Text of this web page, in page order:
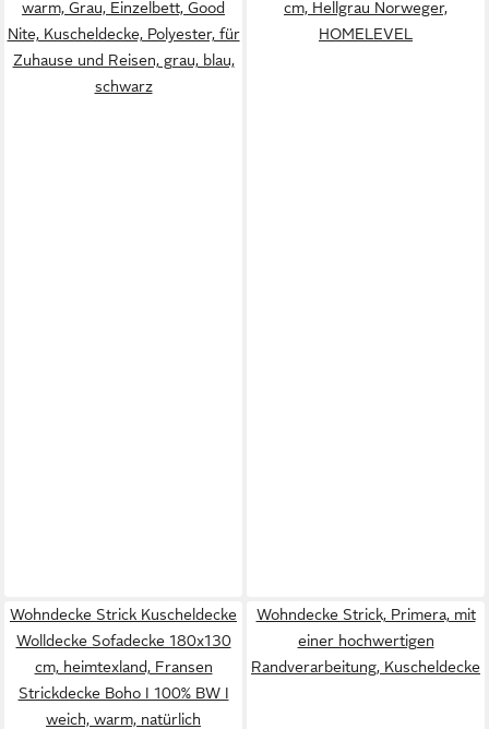
warm, Grau, Einzelbett, Good
Nite, Kuscheldecke, Polyester, für
Zuhause und Reisen, grau, blau,
schwarz
cm, Hellgrau Norweger,
HOMELEVEL
Wohndecke Strick Kuscheldecke
Wolldecke Sofadecke 180x130
cm, heimtexland, Fransen
Strickdecke Boho I 100% BW I
weich, warm, natürlich
Wohndecke Strick, Primera, mit
einer hochwertigen
Randverarbeitung, Kuscheldecke